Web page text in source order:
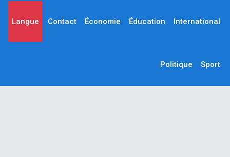
Langue Contact Économie Éducation International
Politique Sport